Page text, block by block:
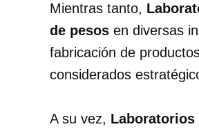
Mientras tanto,
de pesos en diversas
fabricación de
considerados
A su vez,